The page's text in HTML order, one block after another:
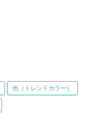
色（トレンドカラー）